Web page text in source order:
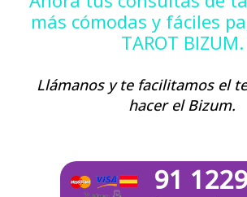
más cómodas y fáciles
TAROT BIZUM.
Llámanos y te facilitamos el
hacer el Bizum.
91